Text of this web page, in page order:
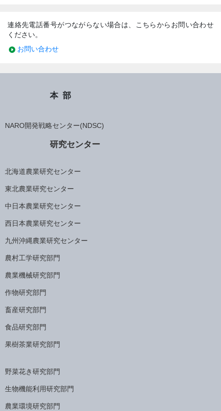
連絡先電話番号がつながらない場合は、こちらからお問い合わせ
ください。
お問い合わせ
本部
NARO開発戦略センター(NDSC)
研究センター
北海道農業研究センター
東北農業研究センター
中日本農業研究センター
西日本農業研究センター
九州沖縄農業研究センター
農村工学研究部門
農業機械研究部門
作物研究部門
畜産研究部門
食品研究部門
果樹茶業研究部門
野菜花き研究部門
生物機能利用研究部門
農業環境研究部門